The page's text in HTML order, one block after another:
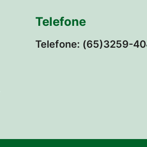
Telefone
Telefone: (65)3259-